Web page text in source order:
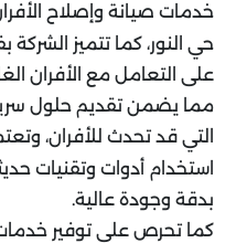
خدمات صيانة وإصلاح
حي النور، كما تتميز الشركة
على التعامل مع الأفران
مما يضمن تقديم حلول
التي قد تحدث للأفران،
استخدام أدوات وتقنيات
بدقة وجودة عالية.
كما تحرص على توفير